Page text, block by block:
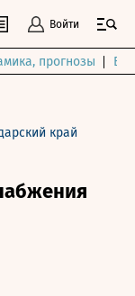
Войти
прогнозы
край